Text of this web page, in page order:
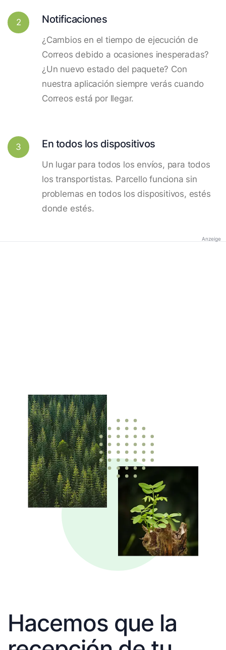
2 Notificaciones
¿Cambios en el tiempo de ejecución de
Correos debido a ocasiones inesperadas?
¿Un nuevo estado del paquete? Con
nuestra aplicación siempre verás cuando
Correos está por llegar.
3 En todos los dispositivos
Un lugar para todos los envíos, para todos
los transportistas. Parcello funciona sin
problemas en todos los dispositivos, estés
donde estés.
Anzeige
Hacemos que la